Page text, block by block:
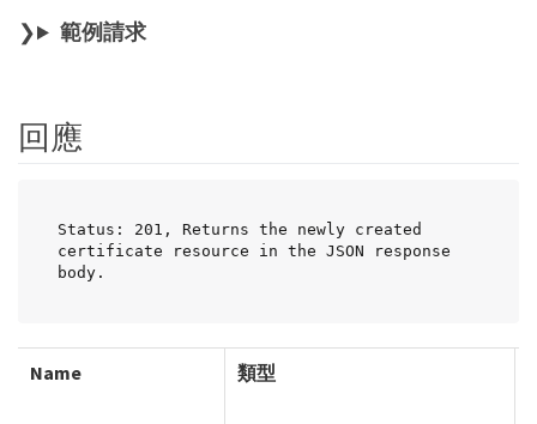
範例請求
回應
Status: 201, Returns the newly created
certificate resource in the JSON response
body.
Name 類型